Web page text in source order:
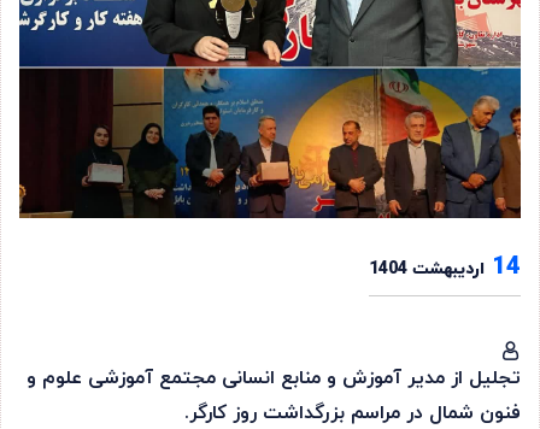
14 اردیبهشت 1404
تجلیل از مدیر آموزش ‌‌و منابع انسانی مجتمع آموزشی علوم و
فنون شمال در مراسم بزرگداشت روز کارگر.